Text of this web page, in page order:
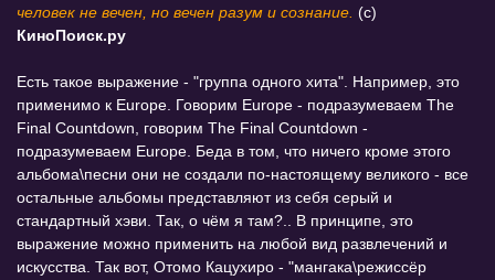
человек не вечен, но вечен разум и сознание. (c)
КиноПоиск.ру
Есть такое выражение - "группа одного хита". Например, это
применимо к Europe. Говорим Europe - подразумеваем The
Final Countdown, говорим The Final Countdown -
подразумеваем Europe. Беда в том, что ничего кроме этого
альбома\песни они не создали по-настоящему великого - все
остальные альбомы представляют из себя серый и
стандартный хэви. Так, о чём я там?.. В принципе, это
выражение можно применить на любой вид развлечений и
искусства. Так вот, Отомо Кацухиро - "мангака\режиссёр